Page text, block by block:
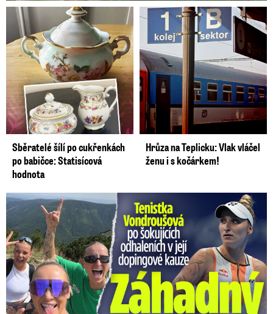
Sběratelé šílí po cukřenkách
po babičce: Statisícová
hodnota
Hrůza na Teplicku: Vlak vláčel
ženu i s kočárkem!
Vondroušová po šokujících odhaleních v kauze: Záhadný vzkaz!